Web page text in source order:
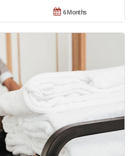
6 Months